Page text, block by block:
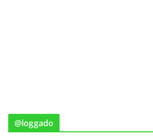
@loggado